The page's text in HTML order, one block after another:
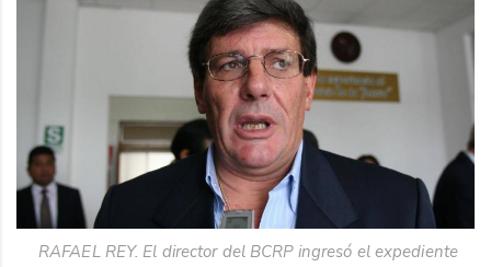
RAFAEL REY. El director del BCRP ingresó el expediente